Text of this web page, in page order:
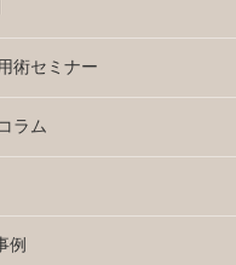
術セミナー
ラム
例